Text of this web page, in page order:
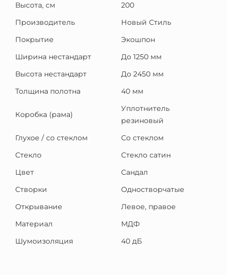
Высота, см
200
Производитель
Новый Стиль
Покрытие
Экошпон
Ширина нестандарт
До 1250 мм
Высота нестандарт
До 2450 мм
Толщина полотна
40 мм
Коробка (рама)
Уплотнитель
резиновый
Глухое / со стеклом
Со стеклом
Стекло
Стекло сатин
Цвет
Сандал
Створки
Одностворчатые
Открывание
Левое, правое
Материал
МДФ
Шумоизоляция
40 дБ